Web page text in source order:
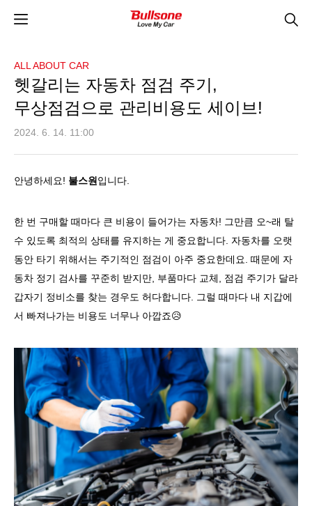
ALL ABOUT CAR
헷갈리는 자동차 점검 주기,
무상점검으로 관리비용도 세이브!
2024. 6. 14. 11:00
안녕하세요! 불스원 입니다
한 번 구매할 때마다 큰 비용이 들어가는 자동차! 그만큼 오~래 탈
수 있도록 최적의 상태를 유지하는 게 중요합니다 자동차를 오랫
동안 타기 위해서는 주기적인 점검이 아주 중요한데요
때문에 자
동차 정기 검사를 꾸준히 받지만 부품마다 교체
점검 주기가 달라
갑자기 정비소를 찾는 경우도 허다합니다
그럴 때마다 내 지갑에
서 빠져나가는 비용도 너무나 아깝죠😥